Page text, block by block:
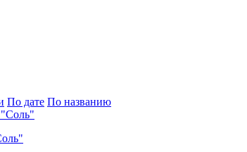
По дате По названию